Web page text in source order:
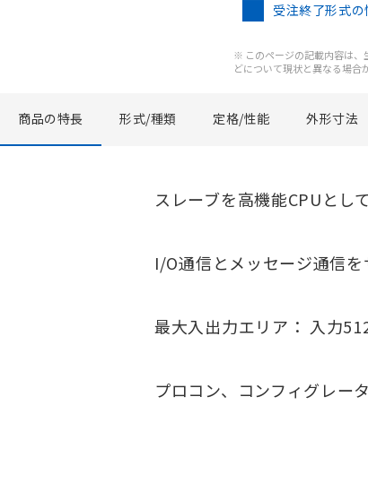
受注終了形式
※ このページの記載内容は、
どについて現状と異なる場合
商品の特長 形式/種類 定格/性能 外形寸法
スレーブを高機能CPUとし
I/O通信とメッセージ通信を
最大入出力エリア： 入力
プロコン、コンフィグレー